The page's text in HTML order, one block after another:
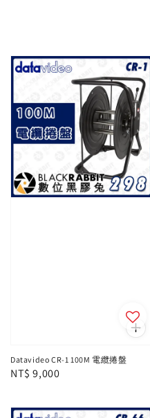
Datavideo CR-1 100M 電纜捲盤
Regular
NT$ 9,000